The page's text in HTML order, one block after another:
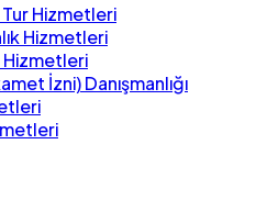
Hizmetleri
Hizmetleri
İzni) Danışmanlığı